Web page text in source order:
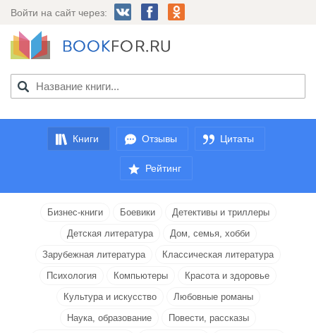
Войти на сайт через:
Книги Отзывы Цитаты
Рейтинг
Бизнес-книги Боевики
Детективы и триллеры
Детская литература
Дом, семья, хобби
Зарубежная литература
Классическая литература
Психология
Компьютеры
Красота и здоровье
Культура и искусство
Любовные романы
Наука, образование
Повести, рассказы